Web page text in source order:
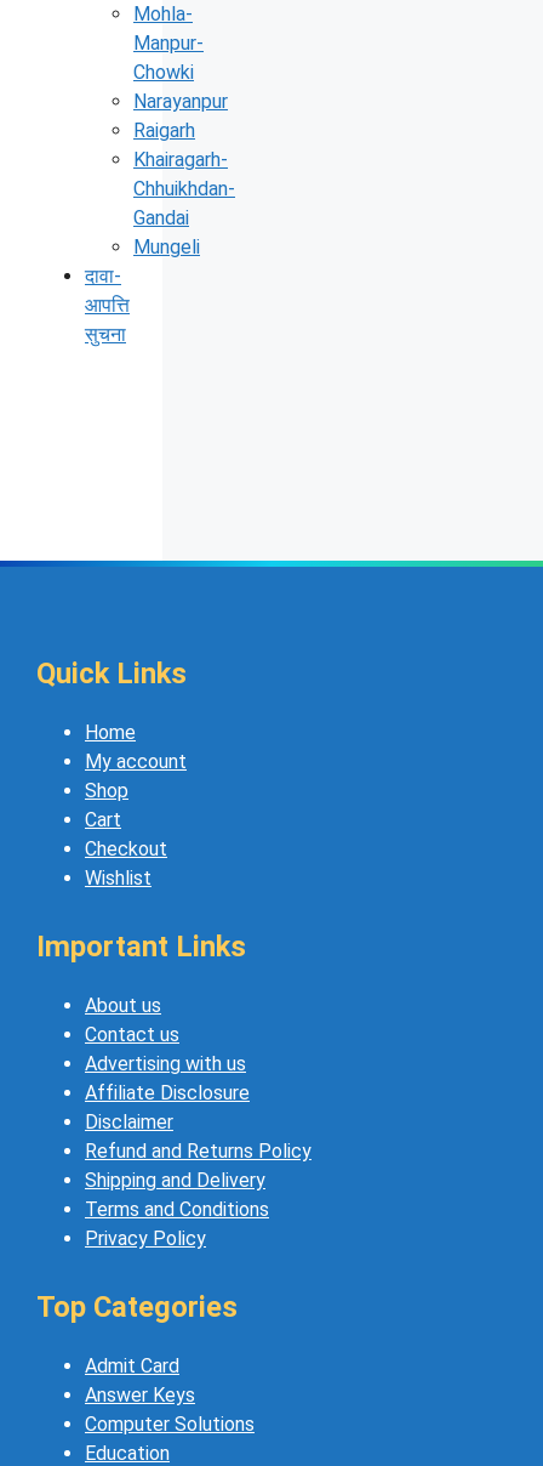
Mohla-
Manpur-
Chowki
Narayanpur
Raigarh
Khairagarh-
Chhuikhdan-
Gandai
Mungeli
दावा-
आपत्ति
सुचना
Quick Links
Home
My account
Shop
Cart
Checkout
Wishlist
Important Links
About us
Contact us
Advertising with us
Affiliate Disclosure
Disclaimer
Refund and Returns Policy
Shipping and Delivery
Terms and Conditions
Privacy Policy
Top Categories
Admit Card
Answer Keys
Computer Solutions
Education